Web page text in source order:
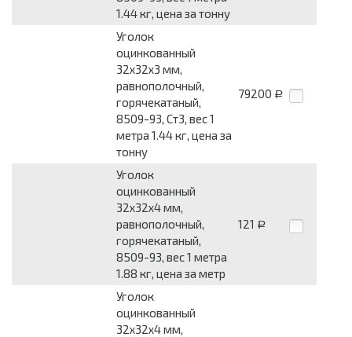
1.44 кг, цена за тонну
Уголок
оцинкованный
32x32x3 мм,
равнополочный,
горячекатаный,
8509-93, Ст3, вес 1
метра 1.44 кг, цена за
тонну
79200 Р
Уголок
оцинкованный
32x32x4 мм,
равнополочный,
горячекатаный,
8509-93, вес 1 метра
1.88 кг, цена за метр
121 Р
Уголок
оцинкованный
32x32x4 мм,